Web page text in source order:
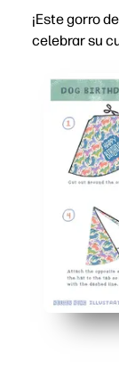
¡Este gorro
celebrar su
Práctica
Plantilla
Robusto
Diseño